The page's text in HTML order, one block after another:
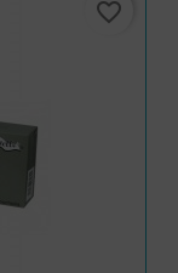
favorite_border